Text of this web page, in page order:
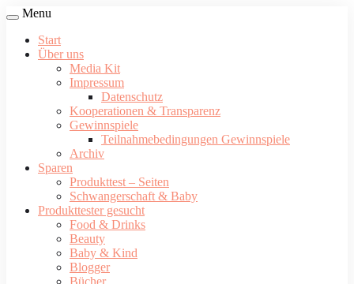
Menu
Start
Über uns
Media Kit
Impressum
Datenschutz
Kooperationen & Transparenz
Gewinnspiele
Teilnahmebedingungen Gewinnspiele
Archiv
Sparen
Produkttest – Seiten
Schwangerschaft & Baby
Produkttester gesucht
Food & Drinks
Beauty
Baby & Kind
Blogger
Bücher